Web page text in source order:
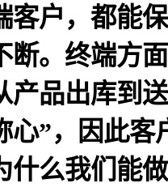
客户，都能
断。终端方
产品出库到
心”，因此
什么我们能